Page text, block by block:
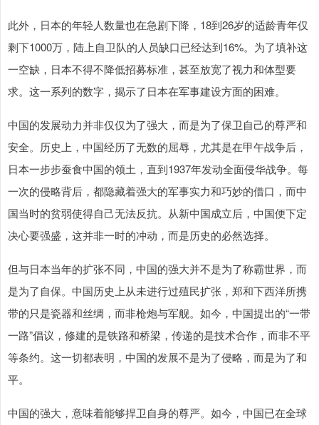
此外，日本的年轻人数量也在急剧下降，18到26岁的适龄青年仅
剩下1000万，陆上自卫队的人员缺口已经达到16%。为了填补这
一空缺，日本不得不降低招募标准，甚至放宽了视力和体型要
求。这一系列的数字，揭示了日本在军事建设方面的困难。
中国的发展动力并非仅仅为了强大，而是为了保卫自己的尊严和
安全。历史上，中国经历了无数的屈辱，尤其是在甲午战争后，
日本一步步蚕食中国的领土，直到1937年发动全面侵华战争。每
一次的侵略背后，都隐藏着强大的军事实力和巧妙的借口，而中
国当时的贫弱使得自己无法反抗。从新中国成立后，中国便下定
决心要强盛，这并非一时的冲动，而是历史的必然选择。
但与日本当年的扩张不同，中国的强大并不是为了称霸世界，而
是为了自保。中国历史上从未进行过殖民扩张，郑和下西洋所携
带的只是瓷器和丝绸，而非枪炮与军舰。如今，中国提出的“一带
一路”倡议，修建的是铁路和桥梁，传递的是技术合作，而非不平
等条约。这一切都表明，中国的发展不是为了侵略，而是为了和
平。
中国的强大，意味着能够捍卫自身的尊严。如今，中国已在全球